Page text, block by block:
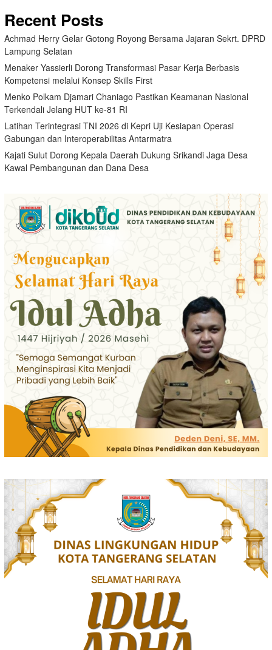
Recent Posts
Achmad Herry Gelar Gotong Royong Bersama Jajaran Sekrt. DPRD
Lampung Selatan
Menaker Yassierli Dorong Transformasi Pasar Kerja Berbasis
Kompetensi melalui Konsep Skills First
Menko Polkam Djamari Chaniago Pastikan Keamanan Nasional
Terkendali Jelang HUT ke-81 RI
Latihan Terintegrasi TNI 2026 di Kepri Uji Kesiapan Operasi
Gabungan dan Interoperabilitas Antarmatra
Kajati Sulut Dorong Kepala Daerah Dukung Srikandi Jaga Desa
Kawal Pembangunan dan Dana Desa